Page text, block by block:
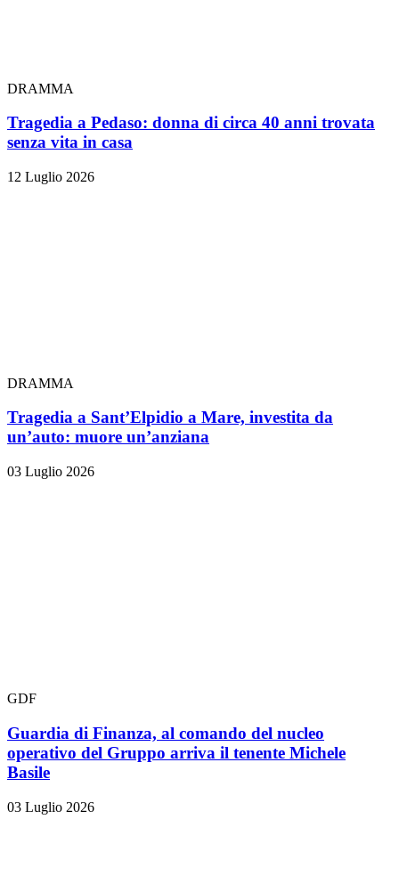
DRAMMA
Tragedia a Pedaso: donna di circa 40 anni trovata
senza vita in casa
12 Luglio 2026
DRAMMA
Tragedia a Sant’Elpidio a Mare, investita da
un’auto: muore un’anziana
03 Luglio 2026
GDF
Guardia di Finanza, al comando del nucleo
operativo del Gruppo arriva il tenente Michele
Basile
03 Luglio 2026